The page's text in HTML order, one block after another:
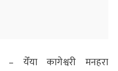
– येँया कागेश्वरी मनहरा